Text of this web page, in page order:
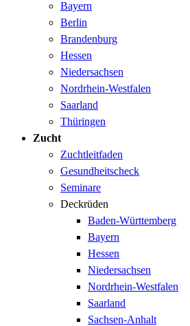
Bayern
Berlin
Brandenburg
Hessen
Niedersachsen
Nordrhein-Westfalen
Saarland
Thüringen
Zucht
Zuchtleitfaden
Gesundheitscheck
Seminare
Deckrüden
Baden-Württemberg
Bayern
Hessen
Niedersachsen
Nordrhein-Westfalen
Saarland
Sachsen-Anhalt